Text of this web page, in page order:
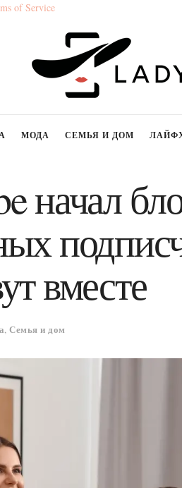
of Service
МОДА СЕМЬЯ И ДОМ
начал
вместе
, Семья и дом